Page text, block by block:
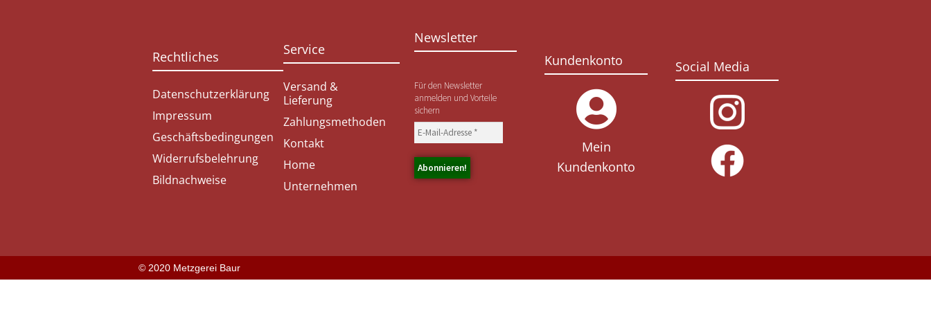
Rechtliches
Datenschutzerklärung
Impressum
Geschäftsbedingungen
Widerrufsbelehrung
Bildnachweise
Service
Versand &
Lieferung
Zahlungsmethoden
Kontakt
Home
Unternehmen
Newsletter
Für den Newsletter
anmelden und Vorteile
sichern
Kundenkonto
Mein
Kundenkonto
Social Media
© 2020 Metzgerei Baur